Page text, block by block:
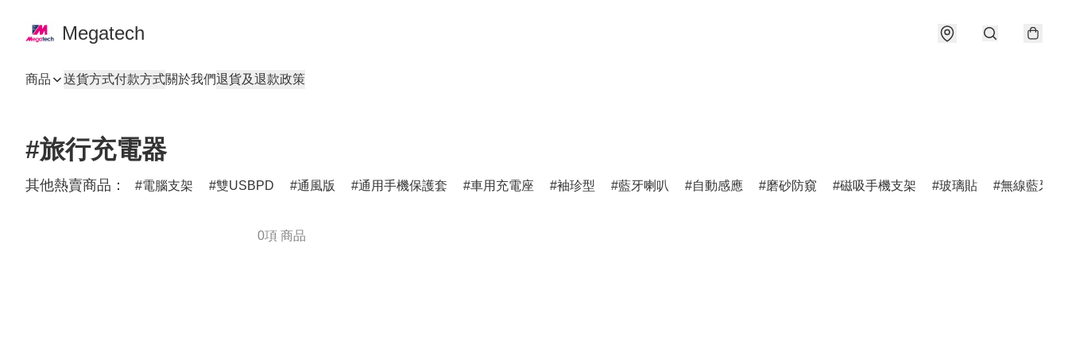
Megatech
商品 送貨方式付款方式關於我們退貨及退款政策
#旅行充電器
其他熱賣商品： 電腦支架 雙USBPD 通風版 通用手機保護套 車用充電座 袖珍型 藍牙喇叭 自動感應 磨砂防窺 磁吸手機支架 玻璃貼 無線藍牙耳
0項 商品